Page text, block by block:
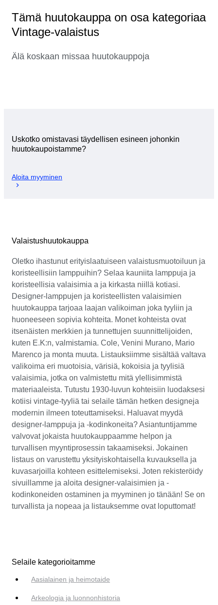
Tämä huutokauppa on osa kategoriaa
Vintage-valaistus
Älä koskaan missaa huutokauppoja
Uskotko omistavasi täydellisen esineen johonkin
huutokaupoistamme?
Aloita myyminen
Valaistushuutokauppa
Oletko ihastunut erityislaatuiseen valaistusmuotoiluun ja
koristeellisiin lamppuihin? Selaa kauniita lamppuja ja
koristeellisia valaisimia a ja kirkasta niillä kotiasi.
Designer-lamppujen ja koristeellisten valaisimien
huutokauppa tarjoaa laajan valikoiman joka tyyliin ja
huoneeseen sopivia kohteita. Monet kohteista ovat
itsenäisten merkkien ja tunnettujen suunnittelijoiden,
kuten E.K:n, valmistamia. Cole, Venini Murano, Mario
Marenco ja monta muuta. Listauksiimme sisältää valtava
valikoima eri muotoisia, värisiä, kokoisia ja tyylisiä
valaisimia, jotka on valmistettu mitä ylellisimmistä
materiaaleista. Tutustu 1930-luvun kohteisiin luodaksesi
kotiisi vintage-tyyliä tai selaile tämän hetken designeja
modernin ilmeen toteuttamiseksi. Haluavat myydä
designer-lamppuja ja -kodinkoneita? Asiantuntijamme
valvovat jokaista huutokauppaamme helpon ja
turvallisen myyntiprosessin takaamiseksi. Jokainen
listaus on varustettu yksityiskohtaisella kuvauksella ja
kuvasarjoilla kohteen esittelemiseksi. Joten rekisteröidy
sivuillamme ja aloita designer-valaisimien ja -
kodinkoneiden ostaminen ja myyminen jo tänään! Se on
turvallista ja nopeaa ja listauksemme ovat loputtomat!
Selaile kategorioitamme
Aasialainen ja heimotaide
Arkeologia ja luonnonhistoria